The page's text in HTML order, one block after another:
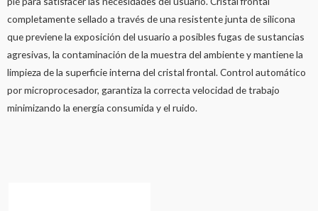
completamente sellado a través de una resistente junta de silicona
que previene la exposición del usuario a posibles fugas de sustancias
agresivas, la contaminación de la muestra del ambiente y mantiene la
limpieza de la superficie interna del cristal frontal. Control automático
por microprocesador, garantiza la correcta velocidad de trabajo
minimizando la energía consumida y el ruido.